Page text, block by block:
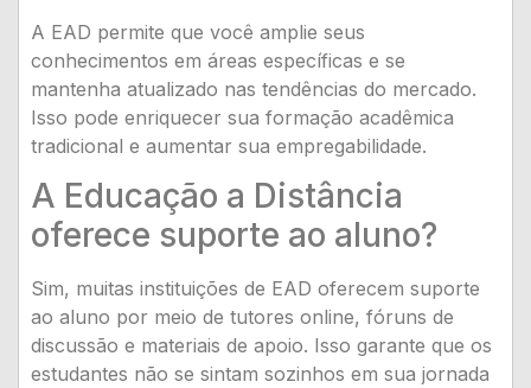
A EAD permite que você amplie seus
conhecimentos em áreas específicas e se
mantenha atualizado nas tendências do mercado.
Isso pode enriquecer sua formação acadêmica
tradicional e aumentar sua empregabilidade.
A Educação a Distância
oferece suporte ao aluno?
Sim, muitas instituições de EAD oferecem suporte
ao aluno por meio de tutores online, fóruns de
discussão e materiais de apoio. Isso garante que os
estudantes não se sintam sozinhos em sua jornada